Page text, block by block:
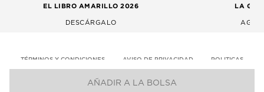
AÑADIR A LA BOLSA
EL LIBRO AMARILLO 2026
DESCÁRGALO
LA
TÉRMINOS Y CONDICIONES AVISO DE PRIVACIDAD POLITICAS